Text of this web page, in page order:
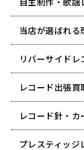
当店が選ばれ
リバーサイドレ
レコード出張
レコード針・
プレスティッジ